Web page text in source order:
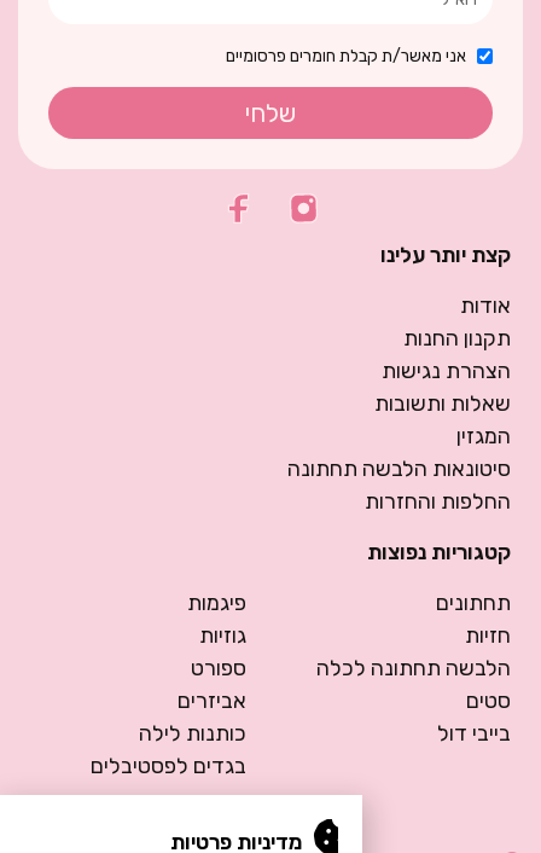
אני מאשר/ת קבלת חומרים פרסומיים
שלחי
קצת יותר עלינו
אודות
תקנון החנות
הצהרת נגישות
שאלות ותשובות
המגזין
סיטונאות הלבשה תחתונה
החלפות והחזרות
קטגוריות נפוצות
תחתונים
חזיות
הלבשה תחתונה לכלה
סטים
בייבי דול
פיגמות
גוזיות
ספורט
אביזרים
כותנות לילה
בגדים לפסטיבלים
מדיניות פרטיות